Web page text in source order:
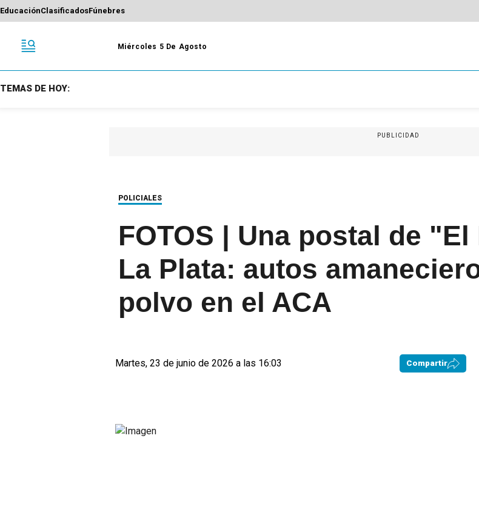
EducaciónClasificadosFúnebres
Miércoles 5 De Agosto
TEMAS DE HOY:
PUBLICIDAD
POLICIALES
FOTOS | Una postal de
La Plata: autos
polvo en el ACA
Martes, 23 de junio de 2026 a las 16:03 Compartir